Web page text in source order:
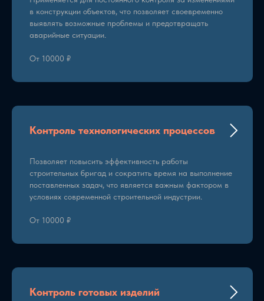
в конструкции объектов, что позволяет своевременно
выявлять возможные проблемы и предотвращать
аварийные ситуации.
От 10000 ₽
Контроль технологических процессов
Позволяет повысить эффективность работы
строительных бригад и сократить время на выполнение
поставленных задач, что является важным фактором в
условиях современной строительной индустрии.
От 10000 ₽
Контроль готовых изделий